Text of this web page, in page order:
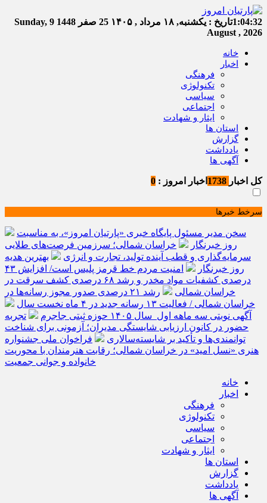
1:04:32تاریخ : یکشنبه, ۱۸ مرداد , ۱۴۰۵ 25 صفر 1448
Sunday, 9
August , 2026
خانه
اخبار
فرهنگی
تکنولوژی
سیاسی
اجتماعی
ایثار و شهادت
استان ها
گزارش
یادداشت
آگهی ها
کل اخبار اخبار امروز : 0
سرخط خبرها
سخن مدیر مسئول پایگاه خبری «پارتیان امروز»، به مناسبت
روز خبرنگار
خراسان شمالی؛ سرزمین فرصت‌های طلایی
سرمایه‌گذاری و قطب آینده تولید، تجارت و انرژی
بهترین هدیه
روز خبرنگار
امنیت مردم خط قرمز پلیس است/ افزایش ۴۳
درصدی کشفیات مواد مخدر و رشد ۶۸ درصدی کشف سرقت در
خراسان شمالی
رشد ۲۱ درصدی صدور مجوز رسانه‌ها در
خراسان شمالی / فعالیت ۱۳ رسانه جدید در ۴ ماه نخست سال
آگهی نوبتی سه ماهه اول سال ۱۴۰۵ حوزه ثبتی جاجرم
تجربه
حضور در کانون ارزیابی شایستگی مدیران؛ آزمونی برای شناخت
توانمندی‌ها و تأکید بر شایسته‌سالاری
فراخوان ملی جشنواره
هنری «نسل امید» در خراسان شمالی؛ رقابت هنرمندان با محوریت
خانواده و جوانی جمعیت
خانه
اخبار
فرهنگی
تکنولوژی
سیاسی
اجتماعی
ایثار و شهادت
استان ها
گزارش
یادداشت
آگهی ها